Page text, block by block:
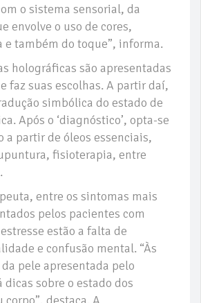
o sistema sensorial, da
envolve o uso de cores,
e também do toque”, informa.
holográficas são apresentadas
faz suas escolhas. A partir daí,
simbólica do estado de
Após o ‘diagnóstico’, opta-se
a partir de óleos essenciais,
fisioterapia, entre
entre os sintomas mais
pelos pacientes com
estão a falta de
e confusão mental. “Às
pele apresentada pelo
dicas sobre o estado dos
destaca. A